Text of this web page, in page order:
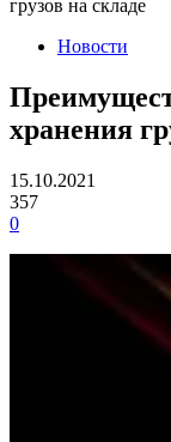
грузов на складе
Новости
хранения
15.10.2021
357
0